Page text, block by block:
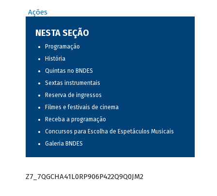
Ações
NESTA SEÇÃO
Programação
História
Quintas no BNDES
Sextas instrumentais
Reserva de ingressos
Filmes e festivais de cinema
Receba a programação
Concursos para Escolha de Espetáculos Musicais
Galeria BNDES
Z7_7QGCHA41L0RP906P422Q9Q0JM2